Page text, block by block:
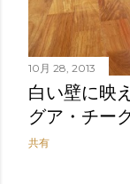
10月 28, 2013
白い壁に映
グア・チー
共有